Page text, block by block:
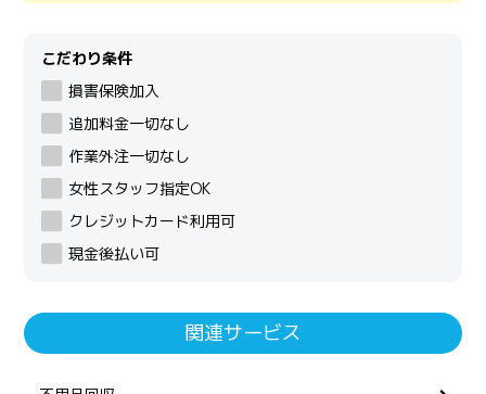
こだわり条件
損害保険加入
追加料金一切なし
作業外注一切なし
女性スタッフ指定OK
クレジットカード利用可
現金後払い可
関連サービス